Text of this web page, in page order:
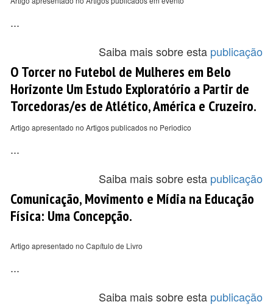
...
Saiba mais sobre esta publicação
O Torcer no Futebol de Mulheres em Belo
Horizonte Um Estudo Exploratório a Partir de
Torcedoras/es de Atlético, América e Cruzeiro.
Artigo apresentado no Artigos publicados no Periodico
...
Saiba mais sobre esta publicação
Comunicação, Movimento e Mídia na Educação
Física: Uma Concepção.
Artigo apresentado no Capítulo de Livro
...
Saiba mais sobre esta publicação